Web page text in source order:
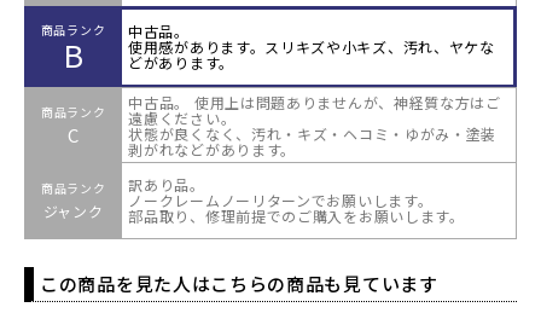
商品ランク
B
中古品。
使用感があります。スリキズや小キズ、汚れ、ヤケな
どがあります。
商品ランク
C
中古品。 使用上は問題ありませんが、神経質な方はご
遠慮ください。
状態が良くなく、汚れ・キズ・ヘコミ・ゆがみ・塗装
剥がれなどがあります。
商品ランク
ジャンク
訳あり品。
ノークレームノーリターンでお願いします。
部品取り、修理前提でのご購入をお願いします。
この商品を見た人はこちらの商品も見ています